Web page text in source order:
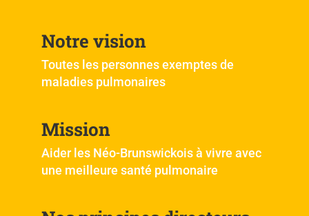
Notre vision
Toutes les personnes exemptes de
maladies pulmonaires
Mission
Aider les Néo-Brunswickois à vivre avec
une meilleure santé pulmonaire